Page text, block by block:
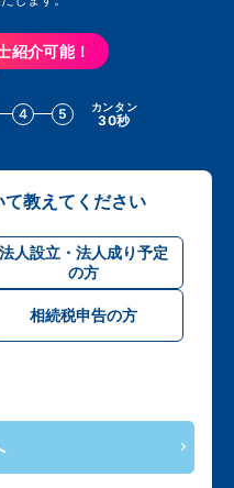
紹介可能！
4 5 カンタン
30秒
教えてください
法人設立・法人成り予定
の方
相続税申告の方